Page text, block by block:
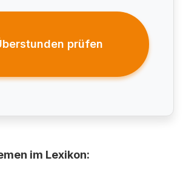
prüfen
im Lexikon: